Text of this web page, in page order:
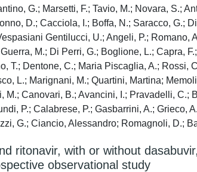
G.; Marsetti, F.; Tavio, M.; Novara, S.;
D.; Cacciola, I.; Boffa, N.; Saracco, G.;
Gentilucci, U.; Angeli, P.;
M.; Di Perri, G.; Boglione, L.; Capra,
T.; Dentone, C.; Maria Piscaglia, A.;
L.; Marignani, M.; Quartini, Martina;
M.; Canovari, B.; Avancini, I.; Pravadelli,
P.; Calabrese, P.; Gasbarrini, A.;
G.; Ciancio, Alessandro; Romagnoli, D.;
ritonavir, with or without
observational study